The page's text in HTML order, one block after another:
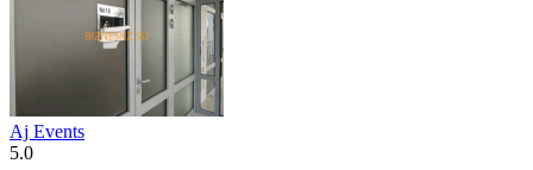
Aj Events
5.0